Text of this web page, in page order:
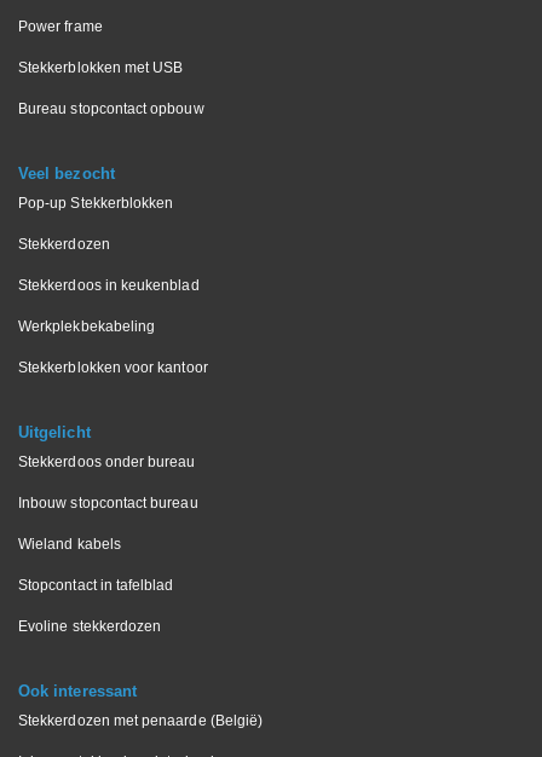
Power frame
Stekkerblokken met USB
Bureau stopcontact opbouw
Veel bezocht
Pop-up Stekkerblokken
Stekkerdozen
Stekkerdoos in keukenblad
Werkplekbekabeling
Stekkerblokken voor kantoor
Uitgelicht
Stekkerdoos onder bureau
Inbouw stopcontact bureau
Wieland kabels
Stopcontact in tafelblad
Evoline stekkerdozen
Ook interessant
Stekkerdozen met penaarde (België)